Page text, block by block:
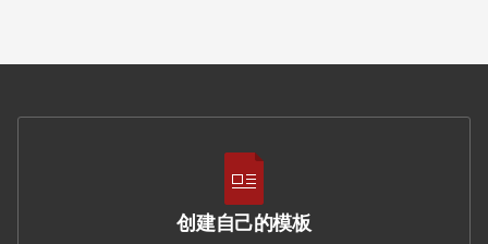
创建自己的模板